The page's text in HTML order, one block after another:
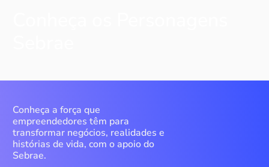
Conheça a força que
empreendedores têm para
transformar negócios, realidades e
histórias de vida, com o apoio do
Sebrae.